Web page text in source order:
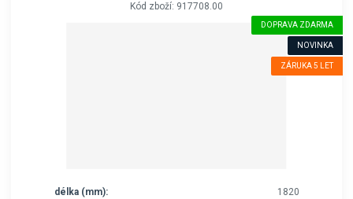
Kód zboží: 917708.00
DOPRAVA ZDARMA
NOVINKA
ZÁRUKA 5 LET
délka (mm):
1820